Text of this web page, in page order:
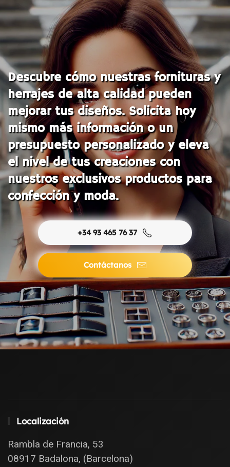
Descubre cómo nuestras fornituras y
herrajes de alta calidad pueden
mejorar tus diseños. Solicita hoy
mismo más información o un
presupuesto personalizado y eleva
el nivel de tus creaciones con
nuestros exclusivos productos para
confección y moda.
+34 93 465 76 37
Contáctanos
Localización
Rambla de Francia, 53
08917 Badalona, (Barcelona)